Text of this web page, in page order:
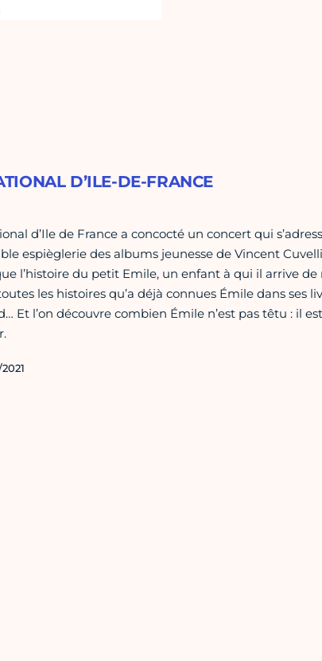
D’ILE-DE-FRANCE
d’Ile de France a concocté un concert qui
espièglerie des albums jeunesse de Vincent
l’histoire du petit Emile, un enfant à qui il arrive
les histoires qu’a déjà connues Émile dans ses
Et l’on découvre combien Émile n’est pas têtu : il